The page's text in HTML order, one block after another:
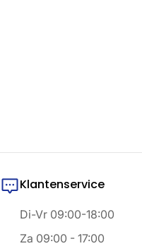
m
e
Klantenservice
Di-Vr 09:00-18:00
Za 09:00 - 17:00